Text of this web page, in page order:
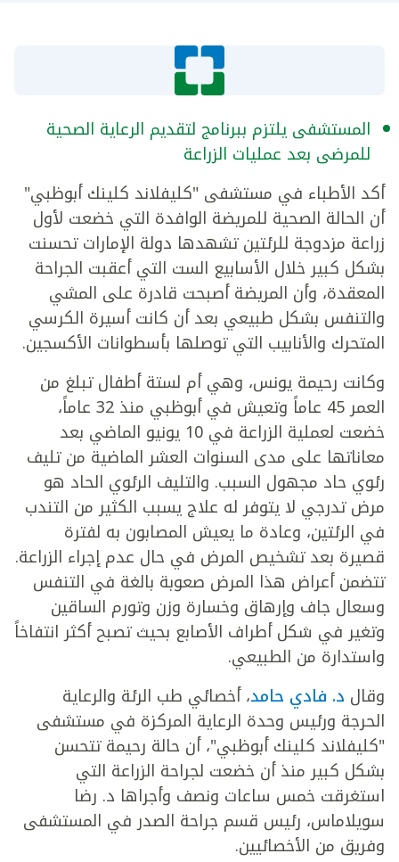
المستشفى يلتزم ببرنامج لتقديم الرعاية الصحية
للمرضى بعد عمليات الزراعة
أكد الأطباء في مستشفى "كليفلاند كلينك أبوظبي"
أن الحالة الصحية للمريضة الوافدة التي خضعت لأول
زراعة مزدوجة للرئتين تشهدها دولة الإمارات تحسنت
بشكل كبير خلال الأسابيع الست التي أعقبت الجراحة
المعقدة، وأن المريضة أصبحت قادرة على المشي
والتنفس بشكل طبيعي بعد أن كانت أسيرة الكرسي
المتحرك والأنابيب التي توصلها بأسطوانات الأكسجين.
وكانت رحيمة يونس، وهي أم لستة أطفال تبلغ من
العمر 45 عاماً وتعيش في أبوظبي منذ 32 عاماً،
خضعت لعملية الزراعة في 10 يونيو الماضي بعد
معاناتها على مدى السنوات العشر الماضية من تليف
رئوي حاد مجهول السبب. والتليف الرئوي الحاد هو
مرض تدرجي لا يتوفر له علاج يسبب الكثير من التندب
في الرئتين، وعادة ما يعيش المصابون به لفترة
قصيرة بعد تشخيص المرض في حال عدم إجراء الزراعة.
تتضمن أعراض هذا المرض صعوبة بالغة في التنفس
وسعال جاف وإرهاق وخسارة وزن وتورم الساقين
وتغير في شكل أطراف الأصابع بحيث تصبح أكثر انتفاخاً
واستدارة من الطبيعي.
وقال د. فادي حامد، أخصائي طب الرئة والرعاية
الحرجة ورئيس وحدة الرعاية المركزة في مستشفى
"كليفلاند كلينك أبوظبي"، أن حالة رحيمة تتحسن
بشكل كبير منذ أن خضعت لجراحة الزراعة التي
استغرقت خمس ساعات ونصف وأجراها د. رضا
سويلاماس، رئيس قسم جراحة الصدر في المستشفى
وفريق من الأخصائيين.